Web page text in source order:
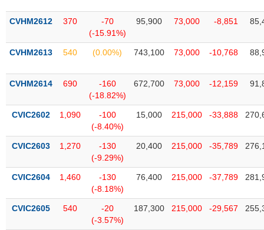
CVHM2612 370
-70
(-15.91%)
95,900 73,000 -8,851
CVHM2613 540 (0.00%) 743,100 73,000 -10,768
CVHM2614 690
-160
(-18.82%)
672,700 73,000 -12,159
CVIC2602 1,090
-100
(-8.40%)
15,000 215,000 -33,888
CVIC2603 1,270
-130
(-9.29%)
20,400 215,000 -35,789
CVIC2604 1,460
-130
(-8.18%)
76,400 215,000 -37,789
CVIC2605 540
-20
(-3.57%)
187,300 215,000 -29,567
Truyền
tài
chính
Dữ
tài
chính